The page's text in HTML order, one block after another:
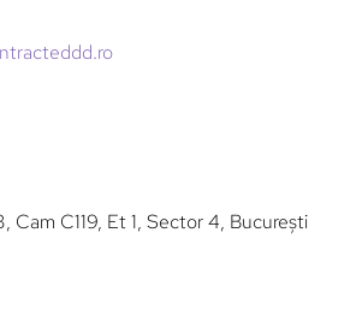
Cam C119, Et 1, Sector 4, București